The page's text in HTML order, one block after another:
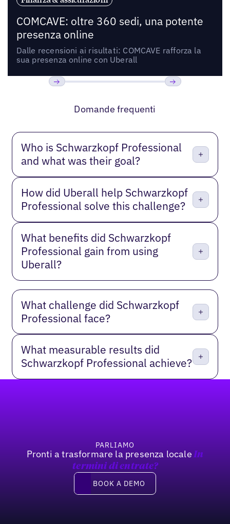
COMCAVE: oltre 360 sedi, una potente
presenza online
Dalle recensioni ai risultati: COMCAVE rafforza la
sua presenza online con Uberall
Domande frequenti
Who is Schwarzkopf Professional
and what was their goal?
How did Uberall help Schwarzkopf
Professional solve this challenge?
What benefits did Schwarzkopf
Professional gain from using
Uberall?
What challenge did Schwarzkopf
Professional face?
What measurable results did
Schwarzkopf Professional achieve?
PARLIAMO
Pronti a trasformare la presenza locale In
termini di entrate?
Book a demo
BOOK A DEMO